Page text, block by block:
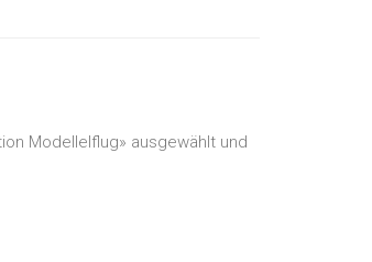
Modellelflug» ausgewählt und